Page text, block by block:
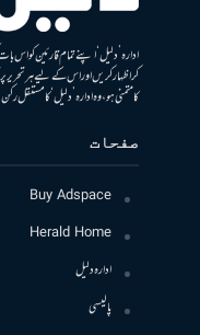
ادارہ ’دلیل‘ اپنے تمام قارئین کو اس
کر اظہار کریں اور اس کے لیے ہر
کا متمنی ہو، وہ ادارہ ’دلیل‘ کا
صفحات
Buy Adspace
Herald Home
ادارہ دلیل
پالیسی